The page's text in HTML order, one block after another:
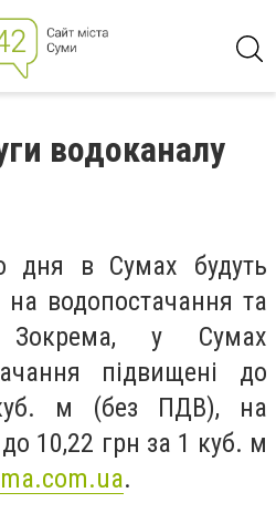
водоканалу
дня в Сумах будуть
на водопостачання та
Зокрема, у Сумах
підвищені до
м (без ПДВ), на
10,22 грн за 1 куб. м
.